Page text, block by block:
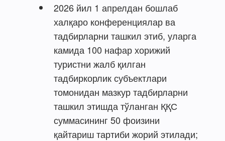
2026 йил 1 апрелдан бошлаб
халқаро конференциялар ва
тадбирларни ташкил этиб, уларга
камида 100 нафар хорижий
туристни жалб қилган
тадбиркорлик субъектлари
томонидан мазкур тадбирларни
ташкил этишда тўланган ҚҚС
суммасининг 50 фоизини
қайтариш тартиби жорий этилади;